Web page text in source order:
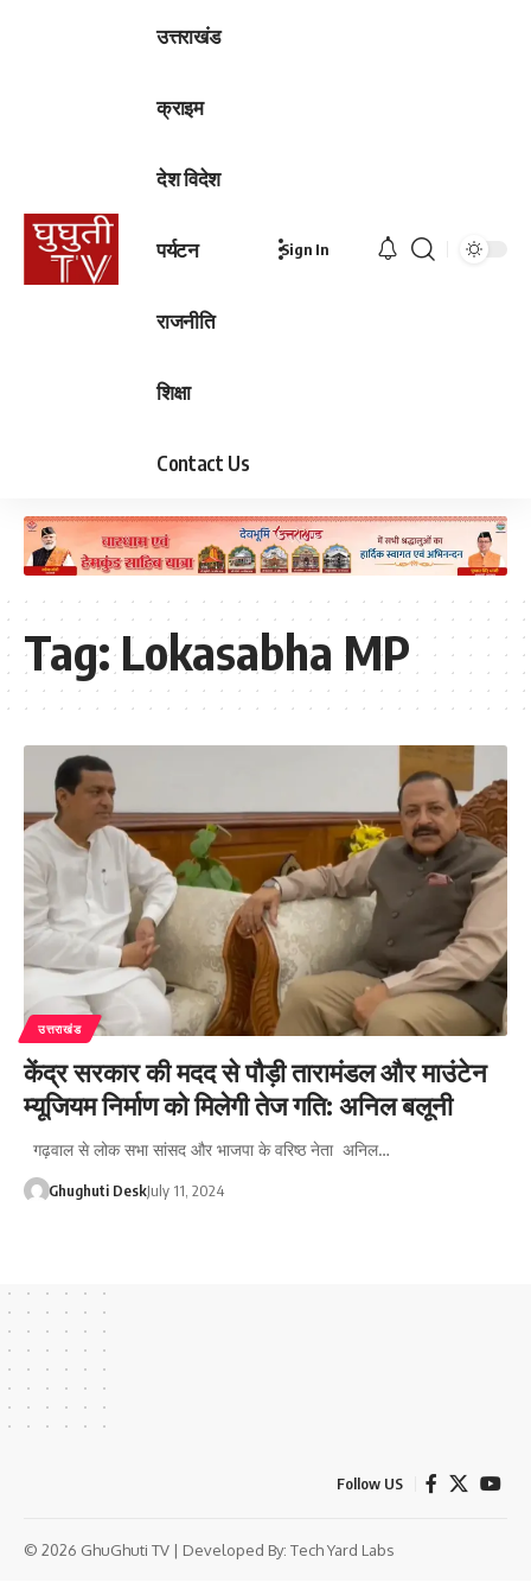
उत्तराखंड
क्राइम
देश विदेश
पर्यटन
राजनीति
शिक्षा
Contact Us
Sign In
Tag:Lokasabha MP
उत्तराखंड
केंद्र सरकार की मदद से पौड़ी तारामंडल और माउंटेन
म्यूजियम निर्माण को मिलेगी तेज गति: अनिल बलूनी
गढ़वाल से लोक सभा सांसद और भाजपा के वरिष्ठ नेता अनिल…
Ghughuti DeskJuly 11, 2024
Follow US
© 2026 GhuGhuti TV | Developed By: Tech Yard Labs